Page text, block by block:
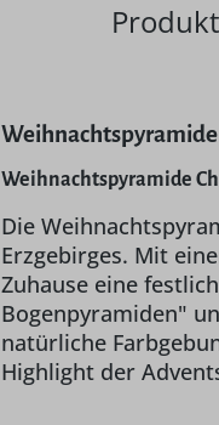
Weihnachtspyramide
Weihnachtspyramide
Die
Erzgebirges. Mit
Zuhause eine
Bogenpyramiden"
natürliche
Highlight der